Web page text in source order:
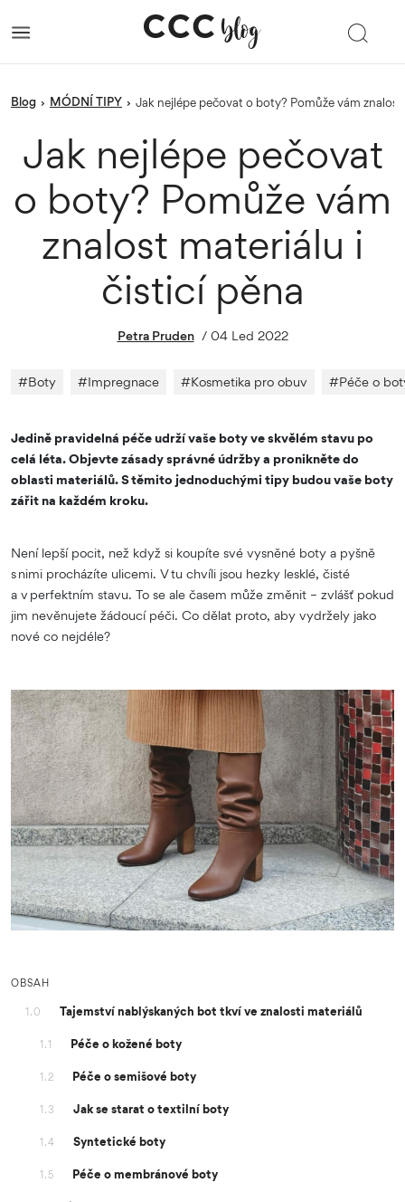
blog › MÓDNÍ TIPY › Jak nejlépe pečovat o boty? Pomůže vám
Jak nejlépe pečovat
o boty? Pomůže vám
znalost materiálu i
čisticí pěna
Petra Pruden / 04 Led 2022
#Boty #Impregnace #Kosmetika pro obuv #Péče o
Jedině pravidelná péče udrží vaše boty ve skvělém stavu po
celá léta. Objevte zásady správné údržby a pronikněte do
oblasti materiálů. S těmito jednoduchými tipy budou vaše boty
zářit na každém kroku.
Není lepší pocit, než když si koupíte své vysněné boty a pyšně
s nimi procházíte ulicemi. V tu chvíli jsou hezky lesklé, čisté
a v perfektním stavu. To se ale časem může změnit – zvlášť pokud
jim nevěnujete žádoucí péči. Co dělat proto, aby vydržely jako
nové co nejdéle?
OBSAH
1.0 Tajemství nablýskaných bot tkví ve znalosti materiálů
1.1 Péče o kožené boty
1.2 Péče o semišové boty
1.3 Jak se starat o textilní boty
1.4 Syntetické boty
1.5 Péče o membránové boty